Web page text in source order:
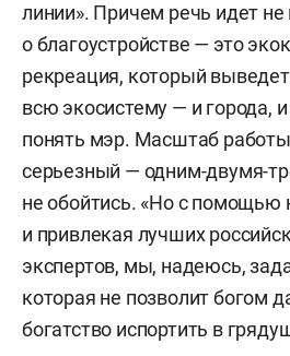
линии». Причем речь идет не
о благоустройстве — это
рекреация, который
всю экосистему — и города,
понять мэр. Масштаб
серьезный — одним-двумя-
не обойтись. «Но с помощью
и привлекая лучших
экспертов, мы, надеюсь,
которая не позволит богом
богатство испортить в